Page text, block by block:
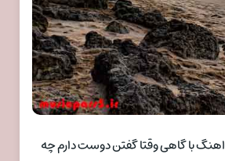
اهنگ با گاهی وقتا گفتن دوست دارم چه